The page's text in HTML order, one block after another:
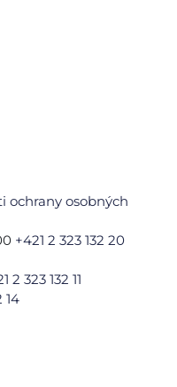
ochrany osobných
+421 2 323 132 20
323 132 11
14